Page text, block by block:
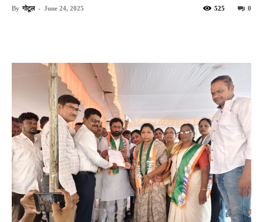
By गोटूल - June 24, 2025 0
525